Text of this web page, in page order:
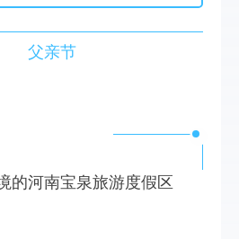
父亲节
的河南宝泉旅游度假区